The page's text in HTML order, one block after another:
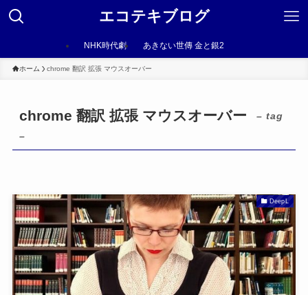
エコテキブログ
NHK時代劇 あきない世傳 金と銀2
ホーム chrome 翻訳 拡張 マウスオーバー
chrome 翻訳 拡張 マウスオーバー
– tag
–
DeepL